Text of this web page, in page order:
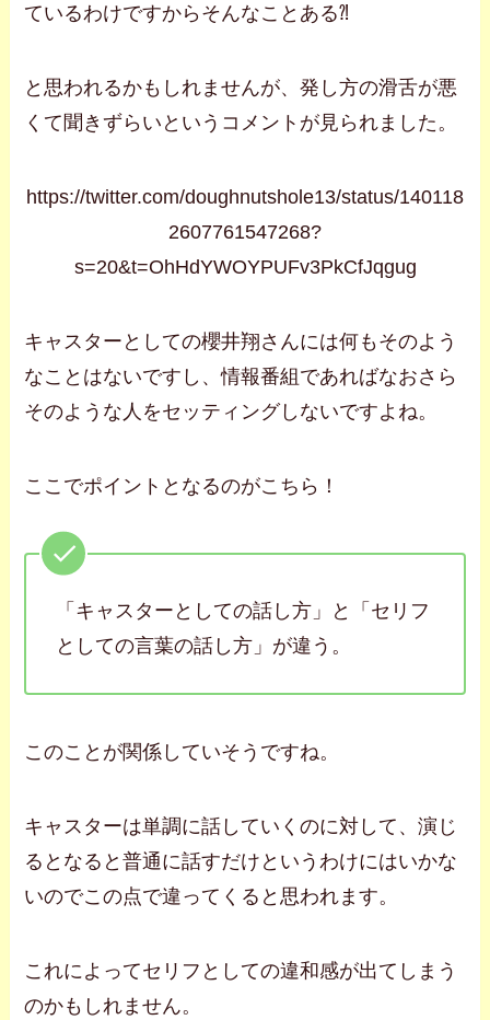
ているわけですからそんなことある⁈
と思われるかもしれませんが、発し方の滑舌が悪
くて聞きずらいというコメントが見られました。
https://twitter.com/doughnutshole13/status/140118
2607761547268?
s=20&t=OhHdYWOYPUFv3PkCfJqgug
キャスターとしての櫻井翔さんには何もそのよう
なことはないですし、情報番組であればなおさら
そのような人をセッティングしないですよね。
ここでポイントとなるのがこちら！
「キャスターとしての話し方」と「セリフ
としての言葉の話し方」が違う。
このことが関係していそうですね。
キャスターは単調に話していくのに対して、演じ
るとなると普通に話すだけというわけにはいかな
いのでこの点で違ってくると思われます。
これによってセリフとしての違和感が出てしまう
のかもしれません。